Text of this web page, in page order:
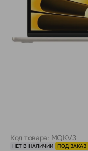
Код товара: MQKV3
НЕТ В НАЛИЧИИ ПОД ЗАКАЗ